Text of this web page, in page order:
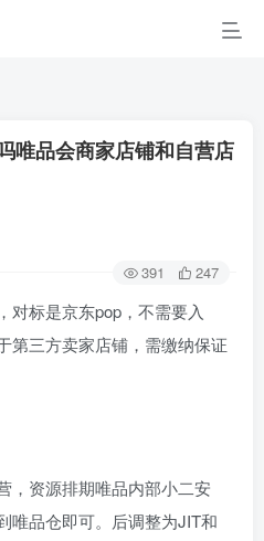
唯品会商家店铺和自营店
391 247
对标是京东pop，不需要入
第三方卖家店铺，需缴纳保证
，资源排期唯品内部小二安
唯品仓即可。后调整为JIT和